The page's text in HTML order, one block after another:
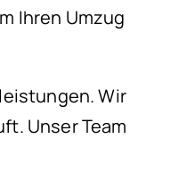
Ihren Umzug
Wir
Unser Team